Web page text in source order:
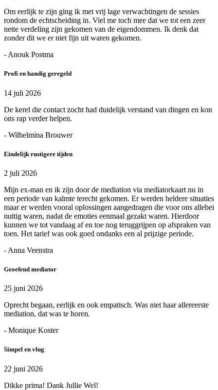
Om eerlijk te zijn ging ik met vrij lage verwachtingen de sessies
rondom de echtscheiding in. Viel me toch mee dat we tot een zeer
nette verdeling zijn gekomen van de eigendommen. Ik denk dat
zonder dit we er niet fijn uit waren gekomen.
- Anouk Postma
Profi en handig geregeld
14 juli 2026
De kerel die contact zocht had duidelijk verstand van dingen en kon
ons rap verder helpen.
- Wilhelmina Brouwer
Eindelijk rustigere tijden
2 juli 2026
Mijn ex-man en ik zijn door de mediation via mediatorkaart nu in
een periode van kalmte terecht gekomen. Er werden heldere situaties
maar er werden vooral oplossingen aangedragen die voor ons allebei
nuttig waren, nadat de emoties eenmaal gezakt waren. Hierdoor
kunnen we tot vandaag af en toe nog teruggrijpen op afspraken van
toen. Het tarief was ook goed ondanks een al prijzige periode.
- Anna Veenstra
Geoefend mediator
25 juni 2026
Oprecht begaan, eerlijk en ook empatisch. Was niet haar allereerste
mediation, dat was te horen.
- Monique Koster
Simpel en vlug
22 juni 2026
Dikke prima! Dank Jullie Wel!